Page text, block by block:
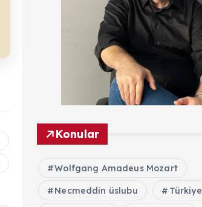
Konular
Wolfgang Amadeus Mozart
Necmeddin üslubu Türkiye